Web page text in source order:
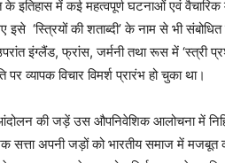
के इतिहास में कई महत्वपूर्ण घटनाओं एवं
इसे ‘स्त्रियों की शताब्दी’ के नाम से भी
इंग्लैंड, फ्रांस, जर्मनी तथा रूस में
व्यापक विचार विमर्श प्रारंभ हो चुका था।
की जड़ें उस औपनिवेशिक आलोचना में
सत्ता अपनी जड़ों को भारतीय समाज में